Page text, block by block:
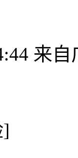
来自